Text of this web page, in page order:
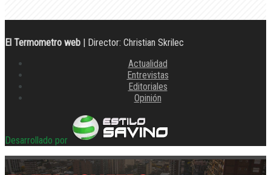
El Termometro web | Director: Christian Skrilec
Actualidad
Entrevistas
Editoriales
Opinión
Desarrollado por